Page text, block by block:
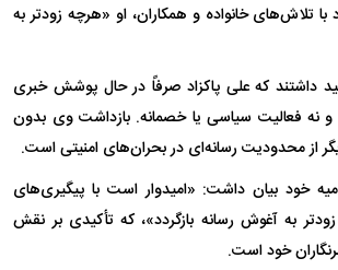
تلاش‌های خانواده و همکاران، او «هرچه زودتر به
داشتند که علی پاکزاد صرفاً در حال پوشش خبری
و نه فعالیت سیاسی یا خصمانه. بازداشت وی بدون
از محدودیت رسانه‌ای در بحران‌های امنیتی است.
خود بیان داشت: «امیدوار است با پیگیری‌های
به آغوش رسانه بازگردد»، که تأکیدی بر نقش
خود است.